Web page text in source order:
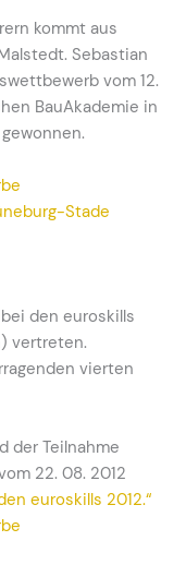
kommt aus
Sebastian
vom 12.
BauAkademie in
Stade
den euroskills
vertreten.
vierten
der Teilnahme
22. 08. 2012
euroskills 2012.“